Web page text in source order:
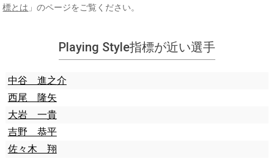
標とは 」のページをご覧ください。
Playing Style指標が近い選手
中谷 進之介
西尾 隆矢
大岩 一貴
吉野 恭平
佐々木 翔